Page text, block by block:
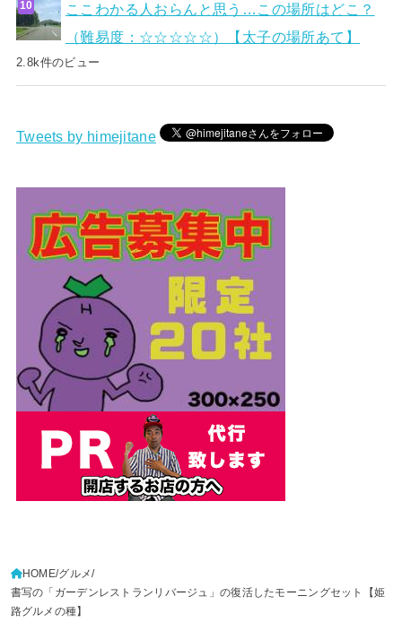
ここわかる人おらんと思う…この場所はどこ？
（難易度：☆☆☆☆☆）【太子の場所あて】
2.8k件のビュー
Tweets by himejitane
HOME グルメ
書写の「ガーデンレストランリバージュ」の復活したモーニングセット【姫
路グルメの種】